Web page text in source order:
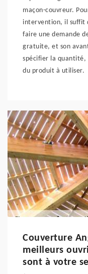
maçon-couvreur.
intervention, il suffit
faire une demande
gratuite, et son
spécifier la
du produit à utiliser.
Couverture
meilleurs
sont à votre